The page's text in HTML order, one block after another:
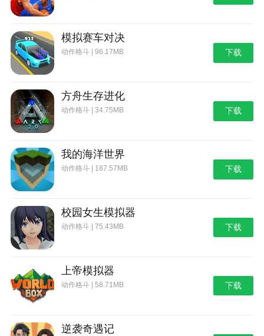
模拟赛车对决
动作格斗 | 96.17MB 下载
方舟生存进化
动作格斗 | 34.75MB 下载
我的海洋世界
动作格斗 | 187.57MB 下载
校园女生模拟器
动作格斗 | 75.43MB 下载
上帝模拟器
动作格斗 | 58.71MB 下载
逆袭奇遇记